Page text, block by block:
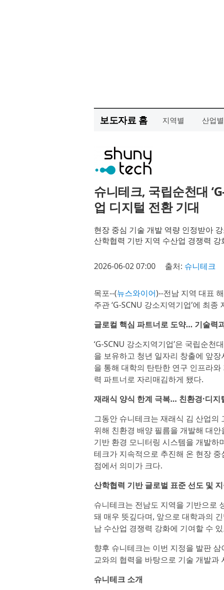
보도자료 홈 지역별 산업별
슈니테크, 국립순천대
업 디지털 전환 기대
현장 중심 기술 개발 역량 인정받아
산학협력 기반 지역 수산업 경쟁력 강
2026-06-02 07:00 출처: 슈니테크
목포--(뉴스와이어)--전남 지역 대표
주관 ‘G-SCNU 강소지역기업’에 최종
글로컬 핵심 파트너로 도약… 기술력
‘G-SCNU 강소지역기업’은 국립순천
을 보유하고 청년 일자리 창출에 앞
을 통해 대학의 탄탄한 연구 인프라
력 파트너로 자리매김하게 됐다.
재래식 양식 한계 극복… 친환경·디지
그동안 슈니테크는 재래식 김 산업의
위해 친환경 배양 필름을 개발해 대
기반 환경 모니터링 시스템을 개발하
테크가 지속적으로 추진해 온 현장
점에서 의미가 크다.
산학협력 기반 글로벌 표준 선도 및
슈니테크는 전남도 지역을 기반으로
돼 매우 뜻깊다며, 앞으로 대학과의
남 수산업 경쟁력 강화에 기여할 수
향후 슈니테크는 이번 지정을 발판
교와의 협력을 바탕으로 기술 개발과
슈니테크 소개